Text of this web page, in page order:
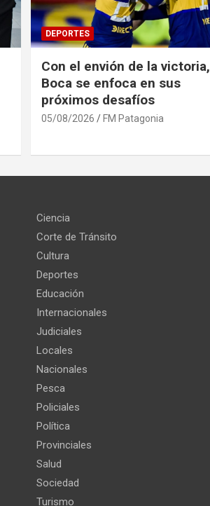
DEPORTES
Con el envión de la victoria,
Boca se enfoca en sus
próximos desafíos
05/08/2026 FM Patagonia
Ciencia
Corte de Tránsito
Cultura
Deportes
Educación
Internacionales
Judiciales
Locales
Nacionales
Pesca
Policiales
Política
Provinciales
Salud
Sociedad
Turismo